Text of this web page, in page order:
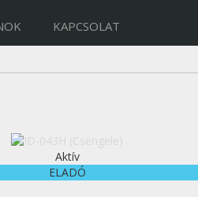
KAPCSOLAT
Aktív
ELADÓ